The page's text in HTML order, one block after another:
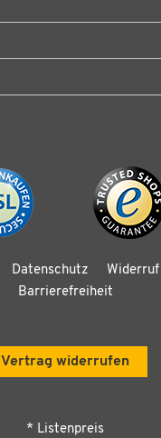
Datenschutz Widerruf
Barrierefreiheit
Vertrag widerrufen
* Listenpreis